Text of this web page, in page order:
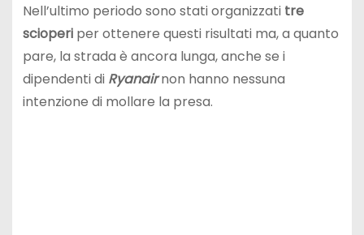
Nell’ultimo periodo sono stati organizzati tre
scioperiper ottenere questi risultati ma, a quanto
pare, la strada è ancora lunga, anche se i
dipendenti di Ryanairnon hanno nessuna
intenzione di mollare la presa.